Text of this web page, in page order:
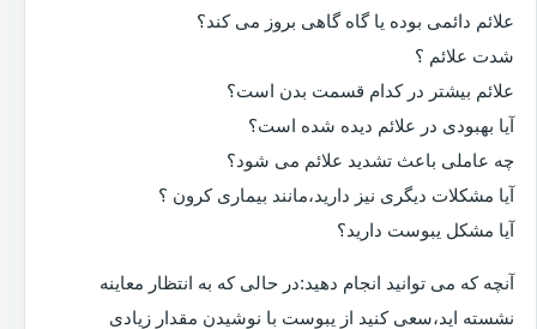
علائم دائمی بوده یا گاه گاهی بروز می کند؟
شدت علائم ؟
علائم بیشتر در کدام قسمت بدن است؟
آیا بهبودی در علائم دیده شده است؟
چه عاملی باعث تشدید علائم می شود؟
آیا مشکلات دیگری نیز دارید،مانند بیماری کرون ؟
آیا مشکل یبوست دارید؟
آنچه که می توانید انجام دهید:در حالی که به انتظار معاینه
نشسته اید،سعی کنید از یبوست با نوشیدن مقدار زیادی